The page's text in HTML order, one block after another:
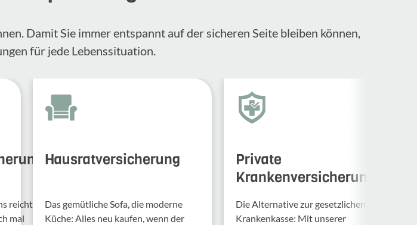
Damit Sie immer entspannt auf der sicheren Seite bleiben können,
für jede Lebenssituation.
reicht
mal
Hausratversicherung
Das gemütliche Sofa, die moderne
Küche: Alles neu kaufen, wenn der
Private
Krankenversicherung
Die Alternative zur gesetzlichen
Krankenkasse: Mit unserer